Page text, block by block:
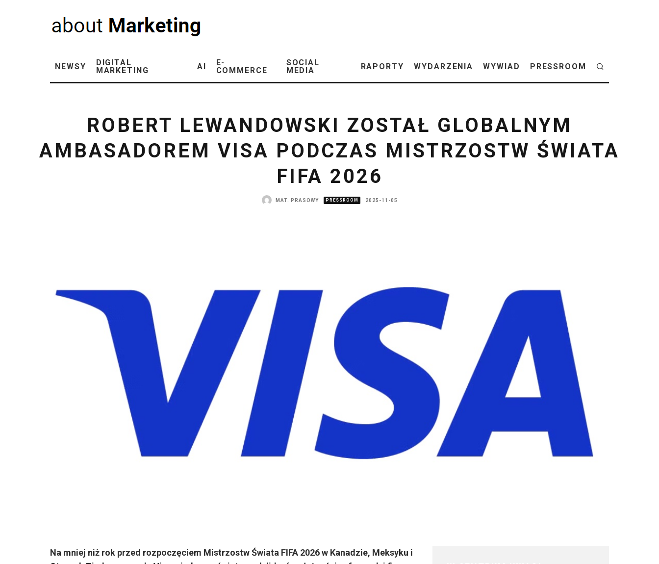
NEWSY
DIGITAL
MARKETING
AI
E-
COMMERCE
SOCIAL
MEDIA
RAPORTY WYDARZENIA WYWIAD PRESSROOM
ROBERT LEWANDOWSKI ZOSTAŁ GLOBALNYM
AMBASADOREM VISA PODCZAS MISTRZOSTW ŚWIATA
FIFA 2026
MAT. PRASOWY PRESSROOM 2025-11-05
Na mniej niż rok przed rozpoczęciem Mistrzostw Świata FIFA 2026 w Kanadzie, Meksyku i